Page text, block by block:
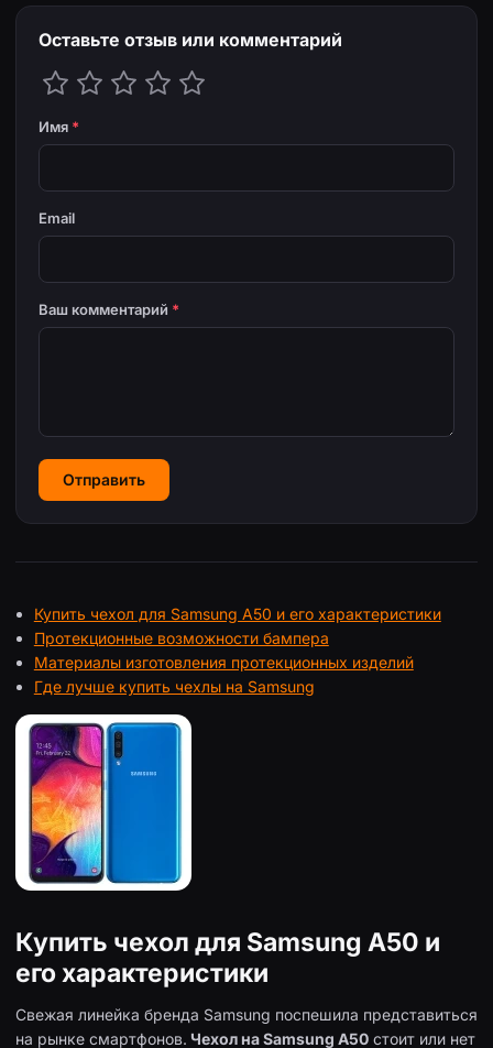
Оставьте отзыв или комментарий
Имя *
Email
Ваш комментарий *
Отправить
Купить чехол для Samsung A50 и его характеристики
Протекционные возможности бампера
Материалы изготовления протекционных изделий
Где лучше купить чехлы на Samsung
Купить чехол для Samsung A50 и
его характеристики
Свежая линейка бренда Samsung поспешила представиться
на рынке смартфонов. Чехол на Samsung A50 стоит или нет